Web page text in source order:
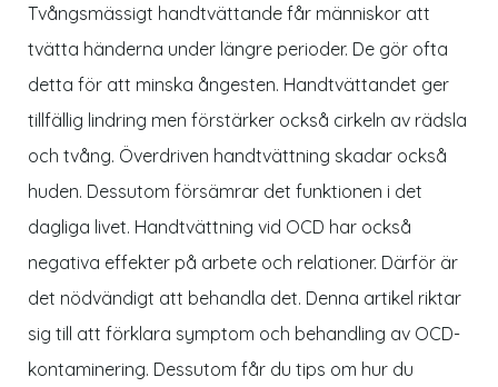
Tvångsmässigt handtvättande får människor att
tvätta händerna under längre perioder. De gör ofta
detta för att minska ångesten. Handtvättandet ger
tillfällig lindring men förstärker också cirkeln av rädsla
och tvång. Överdriven handtvättning skadar också
huden. Dessutom försämrar det funktionen i det
dagliga livet. Handtvättning vid OCD har också
negativa effekter på arbete och relationer. Därför är
det nödvändigt att behandla det. Denna artikel riktar
sig till att förklara symptom och behandling av OCD-
kontaminering. Dessutom får du tips om hur du